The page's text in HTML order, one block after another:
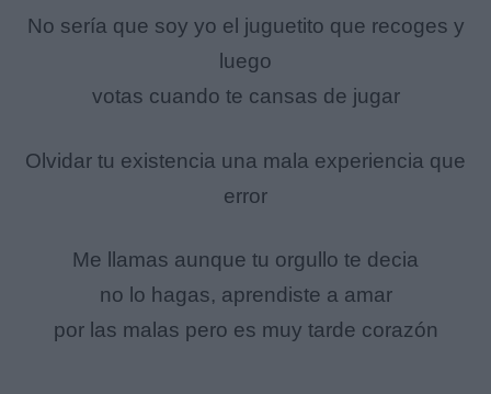
No sería que soy yo el juguetito que recoges y
luego
votas cuando te cansas de jugar
Olvidar tu existencia una mala experiencia que
error
Me llamas aunque tu orgullo te decia
no lo hagas, aprendiste a amar
por las malas pero es muy tarde corazón